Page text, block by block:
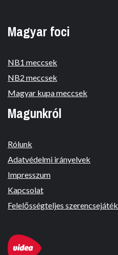
Magyar foci
NB1 meccsek
NB2 meccsek
Magyar kupa meccsek
Magunkról
Rólunk
Adatvédelmi irányelvek
Impresszum
Kapcsolat
Felelősségteljes szerencsejáték